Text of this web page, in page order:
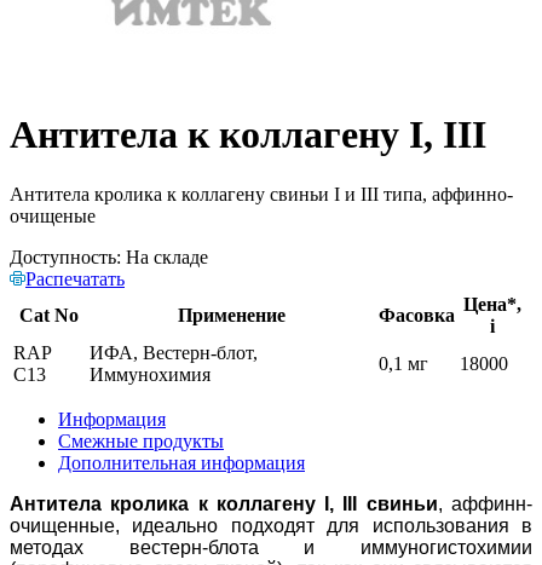
Антитела к коллагену I, III
Антитела кролика к коллагену свиньи I и III типа, аффинно-
очищеные
Доступность: На складе
Распечатать
Cat No
Применение Фасовка
Цена*,
i
RAP
C13
ИФА, Вестерн-блот,
Иммунохимия
0,1 мг 18000
Информация
Смежные продукты
Дополнительная информация
Антитела кролика к коллагену I, III свиньи, аффинн-
очищенные, идеально подходят для использования в
методах вестерн-блота и иммуногистохимии